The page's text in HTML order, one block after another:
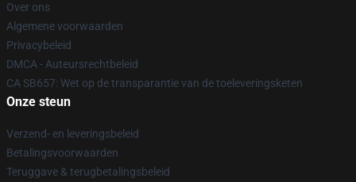
Over ons
Algemene voorwaarden
Privacybeleid
DMCA - Auteursrechtbeleid
CA SB657: Wet op de transparantie van de toeleveringsketen
Onze steun
Verzend- en leveringsbeleid
Betalingsvoorwaarden
Teruggave & terugbetalingsbeleid